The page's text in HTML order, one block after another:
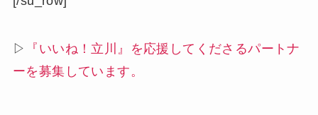
▷
『いいね！立川』を応援してくださるパートナ
ーを募集しています。